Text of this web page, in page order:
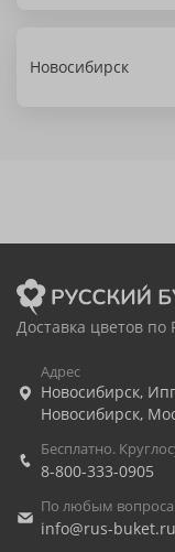
Новосибирск
Доставка цветов
Адрес
Новосибирск,
Новосибирск,
Бесплатно.
8-800-333-0905
По любым
info@rus-buket.ru